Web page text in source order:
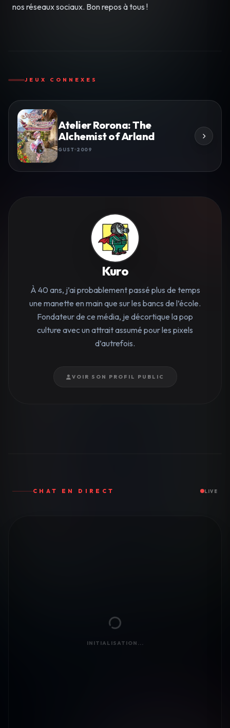
nos réseaux sociaux. Bon repos à tous !
JEUX CONNEXES
Atelier Rorona: The
Alchemist of Arland
GUST 2009
Kuro
À 40 ans, j’ai probablement passé plus de temps
une manette en main que sur les bancs de l’école.
Fondateur de ce média, je décortique la pop
culture avec un attrait assumé pour les pixels
d’autrefois.
VOIR SON PROFIL PUBLIC
CHAT EN DIRECT LIVE
INITIALISATION...